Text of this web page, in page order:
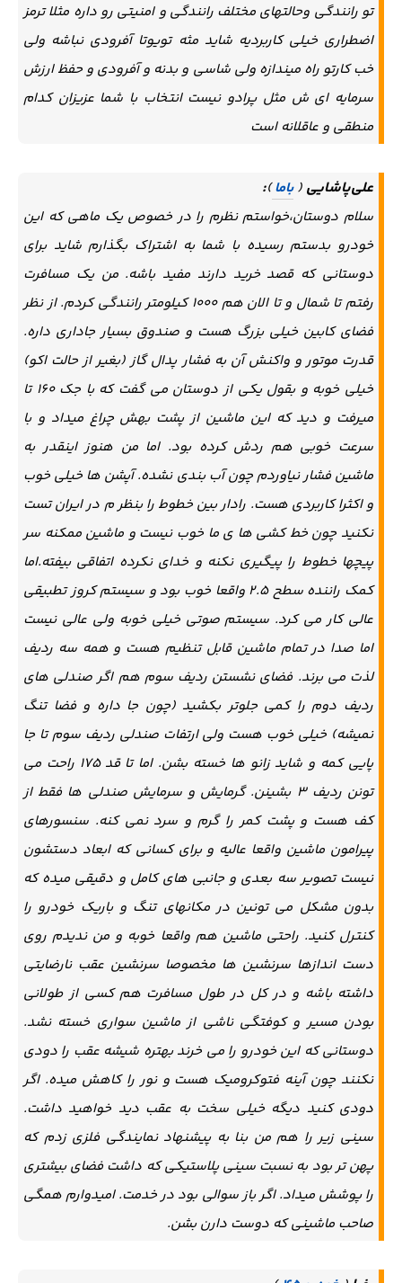
تو رانندگی وحالتهای مختلف رانندگی و امنیتی رو داره مثلا ترمز
اضطراری خیلی کاربردیه شاید مثه تویوتا آفرودی نباشه ولی
خب کارتو راه میندازه ولی شاسی و بدنه و آفرودی و حفظ ارزش
سرمایه ای ش مثل پرادو نیست انتخاب با شما عزیزان کدام
منطقی و عاقلانه است
علی‌پاشایی (باما)
:
سلام دوستان،‌خواستم نظرم را در خصوص یک ماهی که این
خودرو بدستم رسیده با شما به اشتراک بگذارم شاید برای
دوستانی که قصد خرید دارند مفید باشه. من یک مسافرت
رفتم تا شمال و تا الان هم ۱۰۰۰ کیلومتر رانندگی کردم. از نظر
فضای کابین خیلی بزرگ هست و صندوق بسیار جاداری داره.
قدرت موتور و واکنش آن به فشار پدال گاز (بغیر از حالت اکو)
خیلی خوبه و بقول یکی از دوستان می گفت که با جک ۱۶۰ تا
میرفت و دید که این ماشین از پشت بهش چراغ میداد و با
سرعت خوبی هم ردش کرده بود. اما من هنوز اینقدر به
ماشین فشار نیاوردم چون آب بندی نشده. آپشن ها خیلی خوب
و اکثرا کاربردی هست. رادار بین خطوط را بنظر م در ایران تست
نکنید چون خط کشی ها ی ما خوب نیست و ماشین ممکنه سر
پیچها خطوط را پیگیری نکنه و خدای نکرده اتفاقی بیفته.اما
کمک راننده سطح ۲.۵ واقعا خوب بود و سیستم کروز تطبیقی
عالی کار می کرد. سیستم صوتی خیلی خوبه ولی عالی نیست
اما صدا در تمام ماشین قابل تنظیم هست و همه سه ردیف
لذت می برند. فضای نشستن ردیف سوم هم اگر صندلی های
ردیف دوم را کمی جلوتر بکشید (چون جا داره و فضا تنگ
نمیشه) خیلی خوب هست ولی ارتفات صندلی ردیف سوم تا جا
پایی کمه و شاید زانو ها خسته بشن. اما تا قد ۱۷۵ راحت می
تونن ردیف ۳ بشینن. گرمایش و سرمایش صندلی ها فقط از
کف هست و پشت کمر را گرم و سرد نمی کنه. سنسورهای
پیرامون ماشین واقعا عالیه و برای کسانی که ابعاد دستشون
نیست تصویر سه بعدی و جانبی های کامل و دقیقی میده که
بدون مشکل می تونین در مکانهای تنگ و باریک خودرو را
کنترل کنید. راحتی ماشین هم واقعا خوبه و من ندیدم روی
دست اندازها سرنشین ها مخصوصا سرنشین عقب نارضایتی
داشته باشه و در کل در طول مسافرت هم کسی از طولانی
بودن مسیر و کوفتگی ناشی از ماشین سواری خسته نشد.
دوستانی که این خودرو را می خرند بهتره شیشه عقب را دودی
نکنند چون آینه فتوکرومیک هست و نور را کاهش میده. اگر
دودی کنید دیگه خیلی سخت به عقب دید خواهید داشت.
سینی زیر را هم من بنا به پیشنهاد نمایندگی فلزی زدم که
پهن تر بود به نسبت سینی پلاستیکی که داشت فضای بیشتری
را پوشش میداد. اگر باز سوالی بود در خدمت. امیدوارم همگی
صاحب ماشینی که دوست دارن بشن.